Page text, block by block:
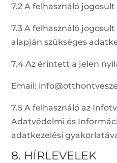
7.2 A felhasználó
7.3 A felhasználó
alapján szükséges
7.4 Az érintett a jelen
Email:
7.5 A felhasználó az
Adatvédelmi és
adatkezelési
8. HÍRLEVELEK